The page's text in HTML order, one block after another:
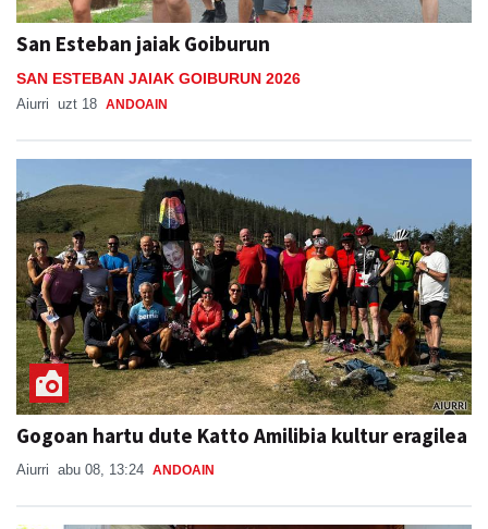
San Esteban jaiak Goiburun
SAN ESTEBAN JAIAK GOIBURUN 2026
Aiurri uzt 18 ANDOAIN
Gogoan hartu dute Katto Amilibia kultur eragilea
Aiurri abu 08, 13:24 ANDOAIN